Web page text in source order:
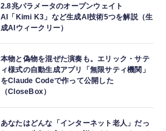
2.8兆パラメータのオープンウェイト
AI「Kimi K3」など生成AI技術5つを解説（生
成AIウィークリー）
本物と偽物を混ぜた演奏も。エリック・サテ
ィ様式の自動生成アプリ「無限サティ機関」
をClaude Codeで作って公開した
（CloseBox）
あなたはどんな「インターネット老人」だっ